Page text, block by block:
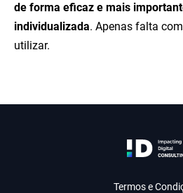
de forma eficaz e mais
individualizada. Apenas falta
utilizar.
Termos e